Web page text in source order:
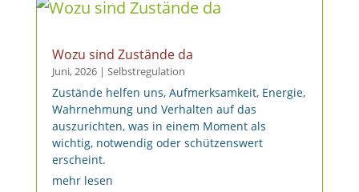
Wozu sind Zustände da
Juni, 2026| Selbstregulation
Zustände helfen uns, Aufmerksamkeit, Energie,
Wahrnehmung und Verhalten auf das
auszurichten, was in einem Moment als
wichtig, notwendig oder schützenswert
erscheint.
mehr lesen